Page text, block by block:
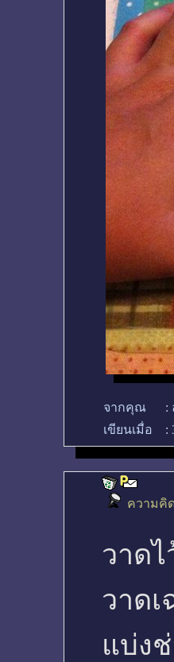
จากคุณ :
เขียนเมื่อ
:
ความคิ
วาด
วาด
แบ่ง